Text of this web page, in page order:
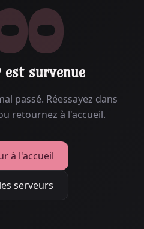
est survenue
passé. Réessayez dans
retournez à l'accueil.
à l'accueil
serveurs